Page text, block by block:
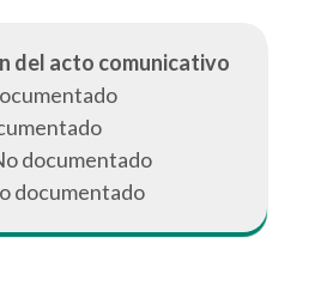
del acto comunicativo
documentado
documentado